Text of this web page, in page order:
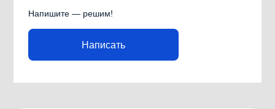
Напишите — решим!
Написать